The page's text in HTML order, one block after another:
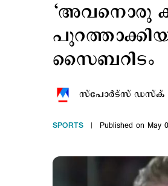
‘അവനൊരു
സൈബറിടം
സ്പോര്‍ട്സ് ഡസ്ക്
SPORTS Published on May